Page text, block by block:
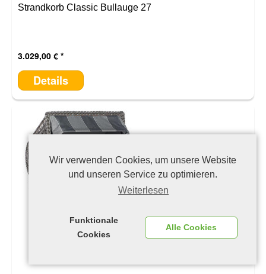
Wir verwenden Cookies, um unsere Website
und unseren Service zu optimieren.
Weiterlesen
Funktionale
Cookies
Alle Cookies
Strandkorb Classic Bullauge 27
3.029,00 €
Details